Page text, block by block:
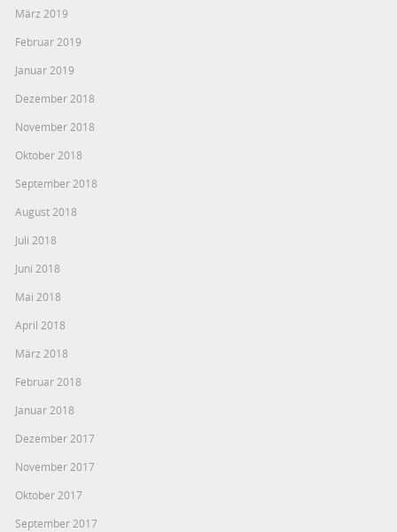
März 2019
Februar 2019
Januar 2019
Dezember 2018
November 2018
Oktober 2018
September 2018
August 2018
Juli 2018
Juni 2018
Mai 2018
April 2018
März 2018
Februar 2018
Januar 2018
Dezember 2017
November 2017
Oktober 2017
September 2017